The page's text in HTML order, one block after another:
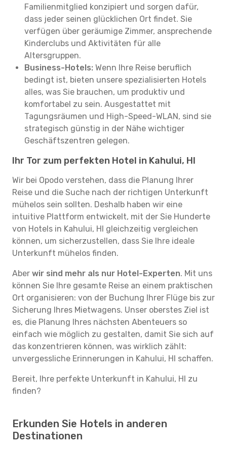
Familienmitglied konzipiert und sorgen dafür,
dass jeder seinen glücklichen Ort findet. Sie
verfügen über geräumige Zimmer, ansprechende
Kinderclubs und Aktivitäten für alle
Altersgruppen.
Business-Hotels: Wenn Ihre Reise beruflich
bedingt ist, bieten unsere spezialisierten Hotels
alles, was Sie brauchen, um produktiv und
komfortabel zu sein. Ausgestattet mit
Tagungsräumen und High-Speed-WLAN, sind sie
strategisch günstig in der Nähe wichtiger
Geschäftszentren gelegen.
Ihr Tor zum perfekten Hotel in Kahului, HI
Wir bei Opodo verstehen, dass die Planung Ihrer
Reise und die Suche nach der richtigen Unterkunft
mühelos sein sollten. Deshalb haben wir eine
intuitive Plattform entwickelt, mit der Sie Hunderte
von Hotels in Kahului, HI gleichzeitig vergleichen
können, um sicherzustellen, dass Sie Ihre ideale
Unterkunft mühelos finden.
Aber wir sind mehr als nur Hotel-Experten. Mit uns
können Sie Ihre gesamte Reise an einem praktischen
Ort organisieren: von der Buchung Ihrer Flüge bis zur
Sicherung Ihres Mietwagens. Unser oberstes Ziel ist
es, die Planung Ihres nächsten Abenteuers so
einfach wie möglich zu gestalten, damit Sie sich auf
das konzentrieren können, was wirklich zählt:
unvergessliche Erinnerungen in Kahului, HI schaffen.
Bereit, Ihre perfekte Unterkunft in Kahului, HI zu
finden?
Erkunden Sie Hotels in anderen
Destinationen